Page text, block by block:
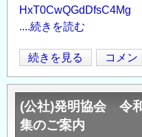
HxT0CwQGdDfsC4Mg
....続きを読む
オ
ン
ラ
イ
ン
続きを見る コメン
(公社)発明協会 令
集のご案内